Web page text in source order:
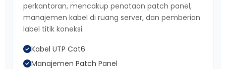
perkantoran, mencakup penataan patch panel,
manajemen kabel di ruang server, dan pemberian
label titik koneksi.
Kabel UTP Cat6
Manajemen Patch Panel